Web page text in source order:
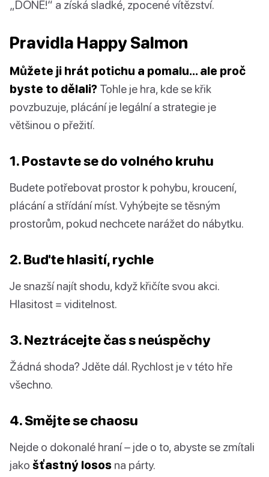
„DONE!“ a získá sladké, zpocené vítězství.
Pravidla Happy Salmon
Můžete ji hrát potichu a pomalu… ale proč
byste to dělali? Tohle je hra, kde se křik
povzbuzuje, plácání je legální a strategie je
většinou o přežití.
1. Postavte se do volného kruhu
Budete potřebovat prostor k pohybu, kroucení,
plácání a střídání míst. Vyhýbejte se těsným
prostorům, pokud nechcete narážet do nábytku.
2. Buďte hlasití, rychle
Je snazší najít shodu, když křičíte svou akci.
Hlasitost = viditelnost.
3. Neztrácejte čas s neúspěchy
Žádná shoda? Jděte dál. Rychlost je v této hře
všechno.
4. Smějte se chaosu
Nejde o dokonalé hraní – jde o to, abyste se zmítali
jako šťastný losos na párty.